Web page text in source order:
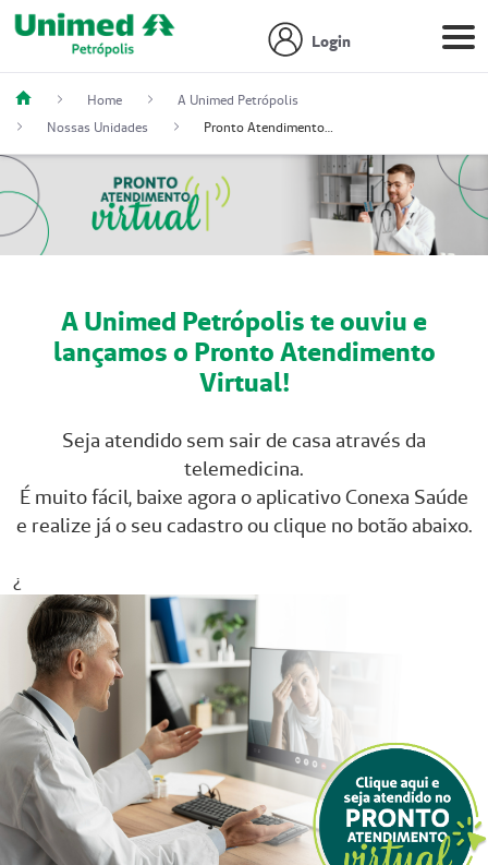
Login
Home
A Unimed Petrópolis
Nossas Unidades
Pronto Atendimento Virtual
A Unimed Petrópolis te ouviu e
lançamos o Pronto Atendimento
Virtual!
Seja atendido sem sair de casa através da
telemedicina.
É muito fácil, baixe agora o aplicativo Conexa Saúde
e realize já o seu cadastro ou clique no botão abaixo.
¿